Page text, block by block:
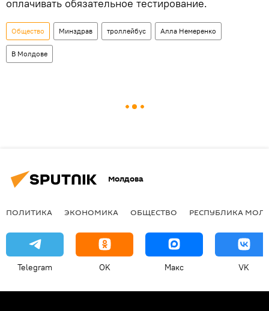
оплачивать обязательное тестирование.
Общество Минздрав троллейбус Алла Немеренко
В Молдове
Молдова
ПОЛИТИКА ЭКОНОМИКА ОБЩЕСТВО РЕСПУБЛИКА
Telegram OK Макс VK